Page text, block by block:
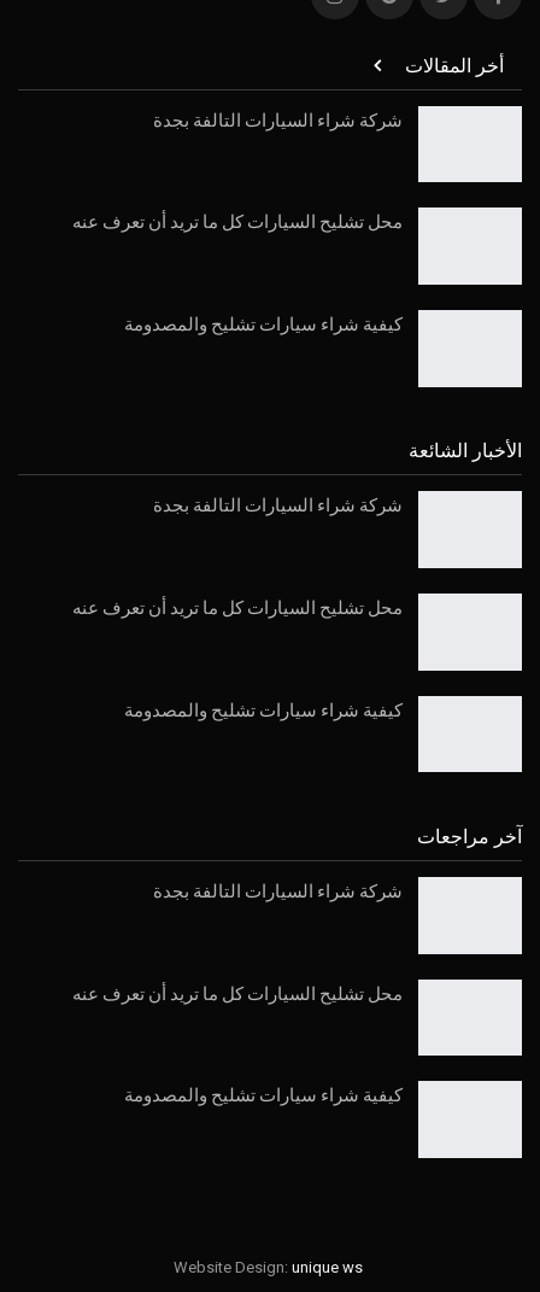
أخر المقالات
شركة شراء السيارات التالفة بجدة
محل تشليح السيارات كل ما تريد أن تعرف عنه
كيفية شراء سيارات تشليح والمصدومة
الأخبار الشائعة
شركة شراء السيارات التالفة بجدة
محل تشليح السيارات كل ما تريد أن تعرف عنه
كيفية شراء سيارات تشليح والمصدومة
آخر مراجعات
شركة شراء السيارات التالفة بجدة
محل تشليح السيارات كل ما تريد أن تعرف عنه
كيفية شراء سيارات تشليح والمصدومة
Website Design: unique ws